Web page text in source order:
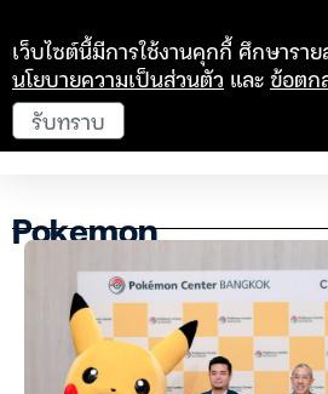
Pokemon
เว็บไซต์นี้มีการใช้งานคุกกี้ ศึกษารา
นโยบายความเป็นส่วนตัว และข้อตก
รับทราบ